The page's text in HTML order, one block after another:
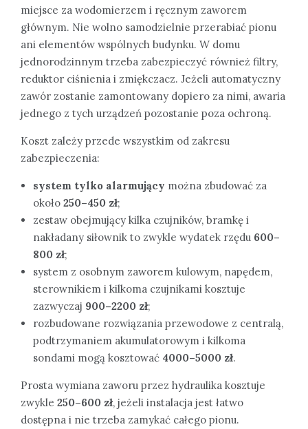
miejsce za wodomierzem i ręcznym zaworem
głównym. Nie wolno samodzielnie przerabiać pionu
ani elementów wspólnych budynku. W domu
jednorodzinnym trzeba zabezpieczyć również filtry,
reduktor ciśnienia i zmiękczacz. Jeżeli automatyczny
zawór zostanie zamontowany dopiero za nimi, awaria
jednego z tych urządzeń pozostanie poza ochroną.
Koszt zależy przede wszystkim od zakresu
zabezpieczenia:
system tylko alarmujący można zbudować za
około 250–450 zł;
zestaw obejmujący kilka czujników, bramkę i
nakładany siłownik to zwykle wydatek rzędu 600–
800 zł;
system z osobnym zaworem kulowym, napędem,
sterownikiem i kilkoma czujnikami kosztuje
zazwyczaj 900–2200 zł;
rozbudowane rozwiązania przewodowe z centralą,
podtrzymaniem akumulatorowym i kilkoma
sondami mogą kosztować 4000–5000 zł.
Prosta wymiana zaworu przez hydraulika kosztuje
zwykle 250–600 zł, jeżeli instalacja jest łatwo
dostępna i nie trzeba zamykać całego pionu.